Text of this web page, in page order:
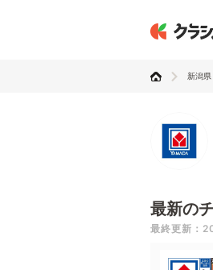
新潟県
最新の
最終更新：